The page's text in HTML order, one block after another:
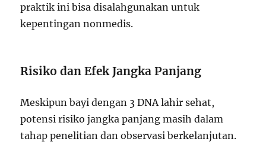
praktik ini bisa disalahgunakan untuk
kepentingan nonmedis.
Risiko dan Efek Jangka Panjang
Meskipun bayi dengan 3 DNA lahir sehat,
potensi risiko jangka panjang masih dalam
tahap penelitian dan observasi berkelanjutan.